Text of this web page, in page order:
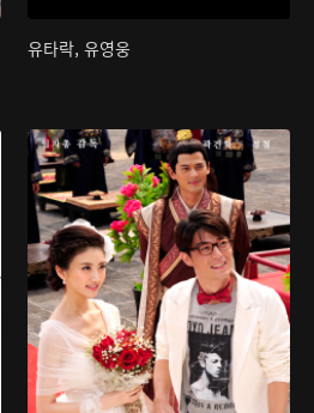
유타락, 유영웅